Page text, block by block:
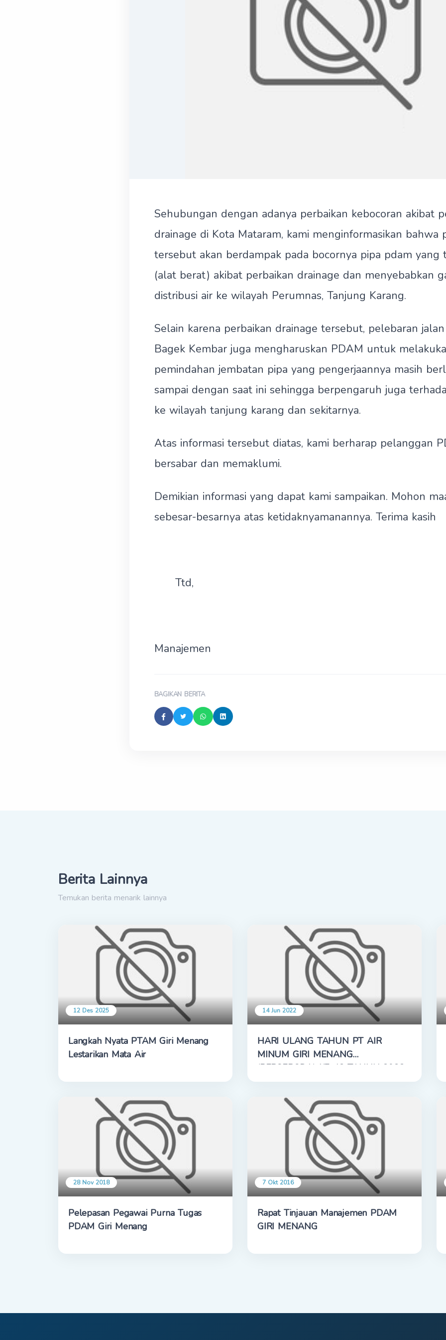
Sehubungan dengan adanya perbaikan kebocoran akibat
drainage di Kota Mataram, kami menginformasikan bahwa
tersebut akan berdampak pada bocornya pipa pdam yang
(alat berat) akibat perbaikan drainage dan menyebabkan
distribusi air ke wilayah Perumnas, Tanjung Karang.
Selain karena perbaikan drainage tersebut, pelebaran
Bagek Kembar juga mengharuskan PDAM untuk
pemindahan jembatan pipa yang pengerjaannya masih
sampai dengan saat ini sehingga berpengaruh juga
ke wilayah tanjung karang dan sekitarnya.
Atas informasi tersebut diatas, kami berharap pelanggan
bersabar dan memaklumi.
Demikian informasi yang dapat kami sampaikan. Mohon
sebesar-besarnya atas ketidaknyamanannya. Terima kasih
Ttd,
Manajemen
BAGIKAN BERITA
Berita Lainnya
Temukan berita menarik lainnya
12 Des 2025
Langkah Nyata PTAM Giri Menang
Lestarikan Mata Air
14 Jun 2022
HARI ULANG TAHUN PT AIR
MINUM GIRI MENANG
(PERSERODA) KE-42 TAHUN 2022
28 Nov 2018
Pelepasan Pegawai Purna Tugas
PDAM Giri Menang
7 Okt 2016
Rapat Tinjauan Manajemen PDAM
GIRI MENANG